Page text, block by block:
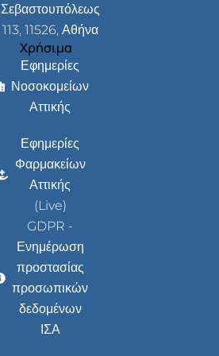
Σεβαστουπόλεως
113, 11526, Αθήνα
Χρήσιμα
Εφημερίες
Νοσοκομείων
Αττικής
Εφημερίες
Φαρμακείων
Αττικής
(Live)
GDPR -
Ενημέρωση
προστασίας
προσωπικών
δεδομένων
ΙΣΑ